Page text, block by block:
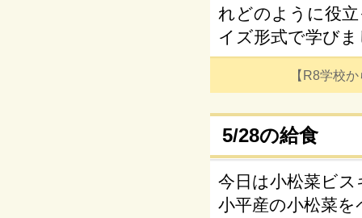
れどのように役
イズ形式で学び
【R8学校
5/28の給食
今日は小松菜ビ
小平産の小松菜